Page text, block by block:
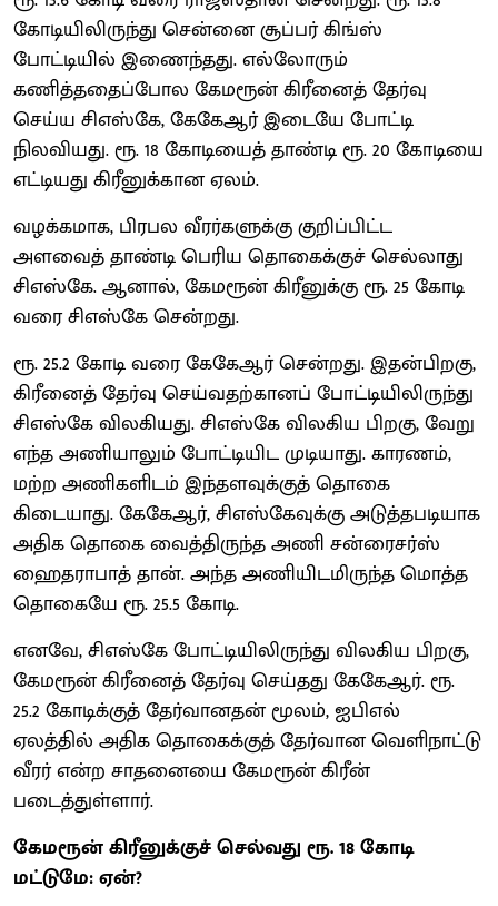
கோடியிலிருந்து சென்னை சூப்பர் கிங்ஸ்
போட்டியில் இணைந்தது. எல்லோரும்
கணித்ததைப்போல கேமரூன் கிரீனைத் தேர்வு
செய்ய சிஎஸ்கே, கேகேஆர் இடையே போட்டி
நிலவியது. ரூ. 18 கோடியைத் தாண்டி ரூ. 20 கோடியை
எட்டியது கிரீனுக்கான ஏலம்.
வழக்கமாக, பிரபல வீரர்களுக்கு குறிப்பிட்ட
அளவைத் தாண்டி பெரிய தொகைக்குச் செல்லாது
சிஎஸ்கே. ஆனால், கேமரூன் கிரீனுக்கு ரூ. 25 கோடி
வரை சிஎஸ்கே சென்றது.
ரூ. 25.2 கோடி வரை கேகேஆர் சென்றது. இதன்பிறகு,
கிரீனைத் தேர்வு செய்வதற்கானப் போட்டியிலிருந்து
சிஎஸ்கே விலகியது. சிஎஸ்கே விலகிய பிறகு, வேறு
எந்த அணியாலும் போட்டியிட முடியாது. காரணம்,
மற்ற அணிகளிடம் இந்தளவுக்குத் தொகை
கிடையாது. கேகேஆர், சிஎஸ்கேவுக்கு அடுத்தபடியாக
அதிக தொகை வைத்திருந்த அணி சன்ரைசர்ஸ்
ஹைதராபாத் தான். அந்த அணியிடமிருந்த மொத்த
தொகையே ரூ. 25.5 கோடி.
எனவே, சிஎஸ்கே போட்டியிலிருந்து விலகிய பிறகு,
கேமரூன் கிரீனைத் தேர்வு செய்தது கேகேஆர். ரூ.
25.2 கோடிக்குத் தேர்வானதன் மூலம், ஐபிஎல்
ஏலத்தில் அதிக தொகைக்குத் தேர்வான வெளிநாட்டு
வீரர் என்ற சாதனையை கேமரூன் கிரீன்
படைத்துள்ளார்.
கேமரூன் கிரீனுக்குச் செல்வது ரூ. 18 கோடி
மட்டுமே: ஏன்?